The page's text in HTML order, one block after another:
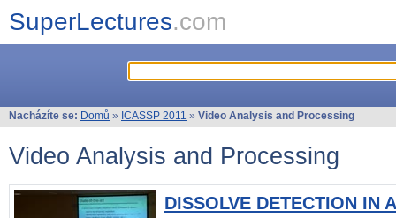
SuperLectures.com
Nacházíte se: Domů » ICASSP 2011 » Video Analysis and Processing
Video Analysis and Processing
DISSOLVE DETECTION IN